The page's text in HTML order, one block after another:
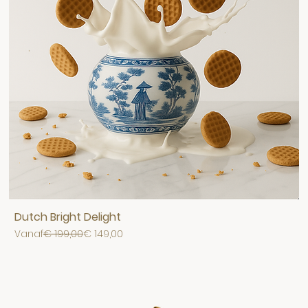
Dutch Bright Delight
Vanaf
Normale prijs
€ 199,00€ 149,00
Verkoopprijs